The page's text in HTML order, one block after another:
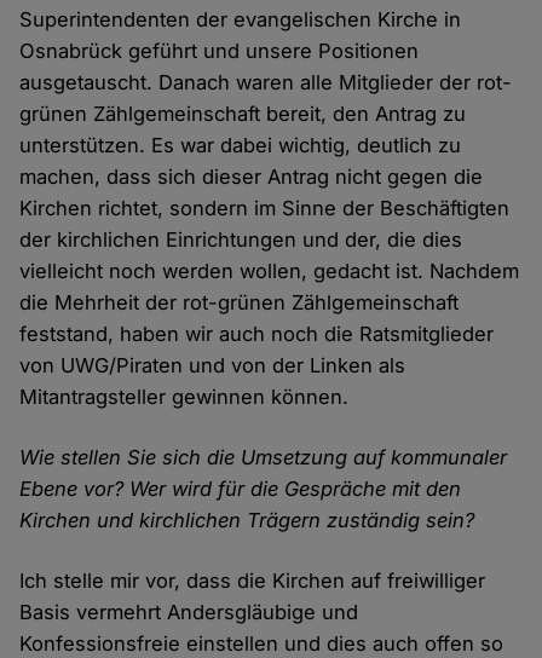
Superintendenten der evangelischen Kirche in
Osnabrück geführt und unsere Positionen
ausgetauscht. Danach waren alle Mitglieder der rot-
grünen Zählgemeinschaft bereit, den Antrag zu
unterstützen. Es war dabei wichtig, deutlich zu
machen, dass sich dieser Antrag nicht gegen die
Kirchen richtet, sondern im Sinne der Beschäftigten
der kirchlichen Einrichtungen und der, die dies
vielleicht noch werden wollen, gedacht ist. Nachdem
die Mehrheit der rot-grünen Zählgemeinschaft
feststand, haben wir auch noch die Ratsmitglieder
von UWG/Piraten und von der Linken als
Mitantragsteller gewinnen können.
Wie stellen Sie sich die Umsetzung auf kommunaler
Ebene vor? Wer wird für die Gespräche mit den
Kirchen und kirchlichen Trägern zuständig sein?
Ich stelle mir vor, dass die Kirchen auf freiwilliger
Basis vermehrt Andersgläubige und
Konfessionsfreie einstellen und dies auch offen so